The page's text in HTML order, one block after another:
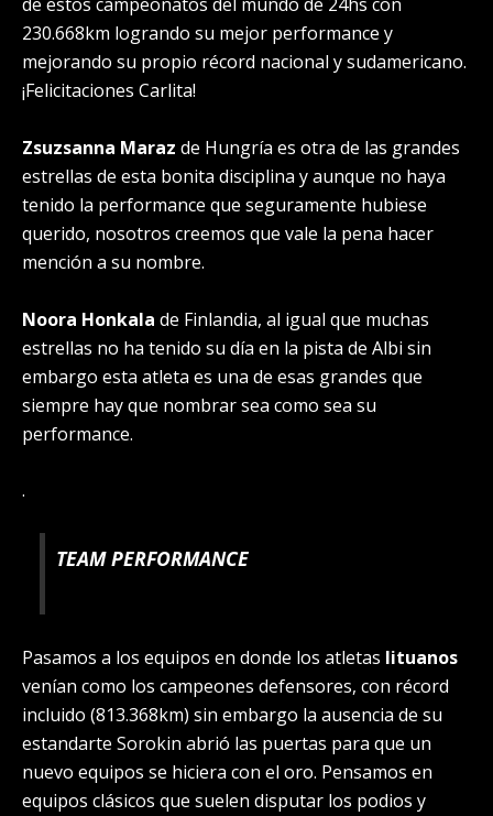
230.668km logrando su mejor performance y
mejorando su propio récord nacional y sudamericano.
¡Felicitaciones Carlita!
Zsuzsanna Maraz de Hungría es otra de las grandes
estrellas de esta bonita disciplina y aunque no haya
tenido la performance que seguramente hubiese
querido, nosotros creemos que vale la pena hacer
mención a su nombre.
Noora Honkala de Finlandia, al igual que muchas
estrellas no ha tenido su día en la pista de Albi sin
embargo esta atleta es una de esas grandes que
siempre hay que nombrar sea como sea su
performance.
.
TEAM PERFORMANCE
Pasamos a los equipos en donde los atletas lituanos
venían como los campeones defensores, con récord
incluido (813.368km) sin embargo la ausencia de su
estandarte Sorokin abrió las puertas para que un
nuevo equipos se hiciera con el oro. Pensamos en
equipos clásicos que suelen disputar los podios y